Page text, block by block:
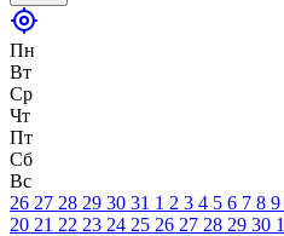
Пн
Вт
Ср
Чт
Пт
Сб
Вс
26 27 28 29 30 31 1 2 3 4 5 6 7 8 9
20 21 22 23 24 25 26 27 28 29 30 1